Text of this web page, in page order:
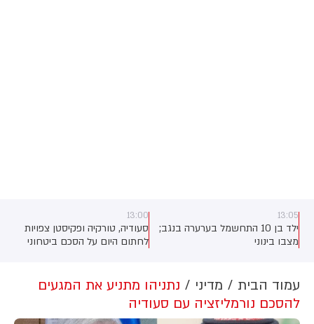
13:05
ילד בן 10 התחשמל בערערה בנגב;
מצבו בינוני
13:00
סעודיה, טורקיה ופקיסטן צפויות
לחתום היום על הסכם ביטחוני
ובפקיסטן. לפי גורם ביטחוני טורקי,
ההסכם צפוי להיחתם בסעודיה
במהלך פגישה בין יורש העצר
עמוד הבית מדיני
נתניהו מתניע את המגעים
להסכם נורמליזציה עם סעודיה